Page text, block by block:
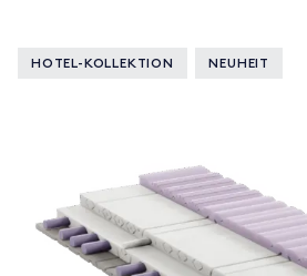
HOTEL-KOLLEKTION NEUHEIT